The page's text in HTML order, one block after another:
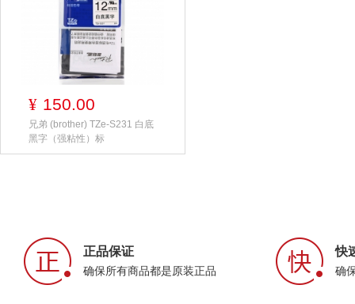
¥ 150.00
兄弟 (brother) TZe-S231 白底
黑字（强粘性）标
正品保证
确保所有商品都是原装正品
快
确